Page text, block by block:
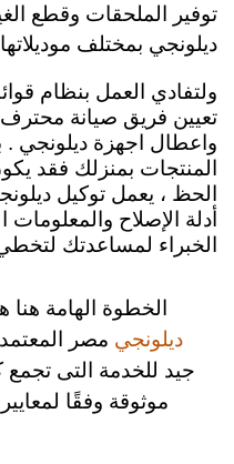
توفير الملحقات وقطع
ديلونجي بمختلف موديلاتها
ولتفادي العمل بنظام
تعيين فريق صيانة
واعطال اجهزة ديلونجي .
المنتجات بمنزلك فقد
الحظ ، يعمل توكيل
أدلة الإصلاح والمعلومات
الخبراء لمساعدتك
الخطوة الهامة
ديلونجي مصر
جيد للخدمة التى تجمع
موثوقة وفقًا